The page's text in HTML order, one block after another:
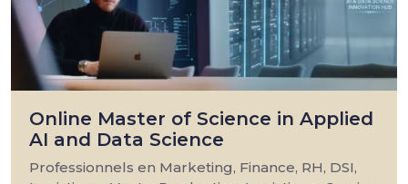
Online Master of Science in Applied
AI and Data Science
Professionnels en Marketing, Finance, RH, DSI,